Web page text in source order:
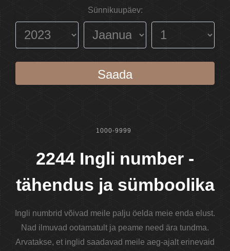
Sünnikuupäev:
Saada
1000-9999
2244 Ingli number -
tähendus ja sümboolika
Ingli numbrid võivad meile palju öelda meie enda elust.
Nad ilmuvad ootamatult ja peame need ära tundma.
Arvatakse, et inglid saadavad meile aeg-ajalt erinevaid